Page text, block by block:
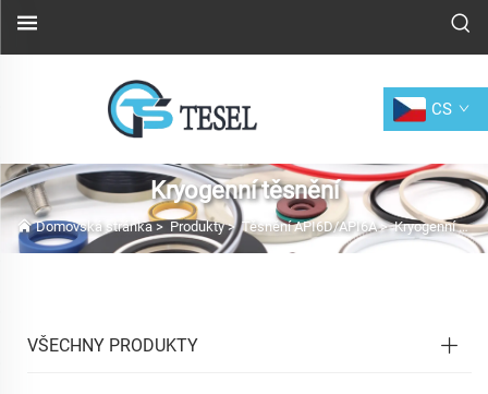
CS
Kryogenní těsnění
Domovská stránka> Produkty>Těsnění API6D/API6A>Kryogenní těsnění
VŠECHNY PRODUKTY